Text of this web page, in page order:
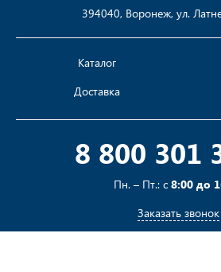
394040, Воронеж, ул.
Каталог
Доставка
8 800 301
Пн. – Пт.: с 8:00 до
Заказать звонок